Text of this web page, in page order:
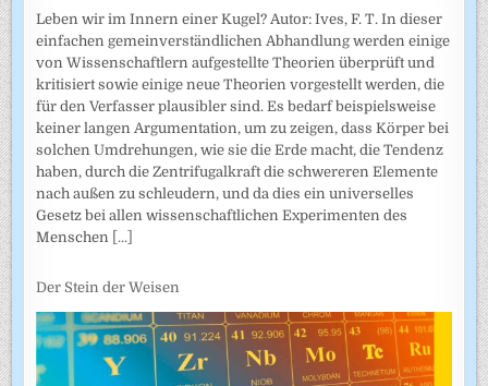
Leben wir im Innern einer Kugel? Autor: Ives, F. T. In dieser
einfachen gemeinverständlichen Abhandlung werden einige
von Wissenschaftlern aufgestellte Theorien überprüft und
kritisiert sowie einige neue Theorien vorgestellt werden, die
für den Verfasser plausibler sind. Es bedarf beispielsweise
keiner langen Argumentation, um zu zeigen, dass Körper bei
solchen Umdrehungen, wie sie die Erde macht, die Tendenz
haben, durch die Zentrifugalkraft die schwereren Elemente
nach außen zu schleudern, und da dies ein universelles
Gesetz bei allen wissenschaftlichen Experimenten des
Menschen [...]
Der Stein der Weisen